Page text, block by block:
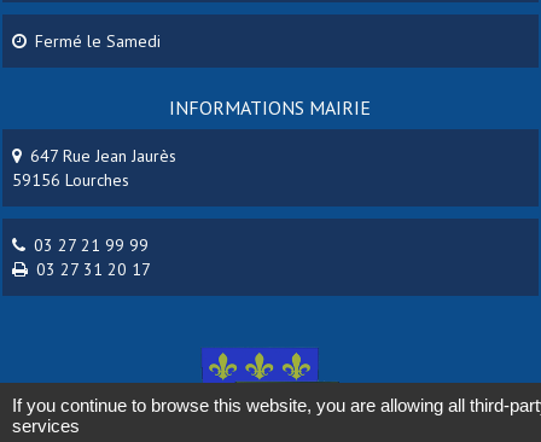
Fermé le Samedi
INFORMATIONS MAIRIE
647 Rue Jean Jaurès
59156 Lourches
03 27 21 99 99
03 27 31 20 17
If you continue to browse this website, you are allowing all third-
services